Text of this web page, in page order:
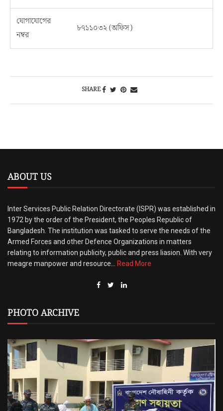
যোগাযোগের
নম্বর
৮৭১১০৩২ (অফিস)
SHARE
ABOUT US
Inter Services Public Relation Directorate (ISPR) was established in
1972 by the order of the President, the Peoples Republic of
Bangladesh. The institution was tasked to serve the needs of the
Armed Forces and other Defence Organizations in matters
relating to information publicity, public and press liasion. With very
meagre manpower and resource…
Read More
PHOTO ARCHIVE